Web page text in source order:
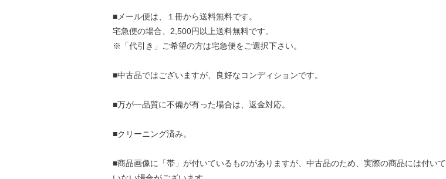
■メール便は、１冊から送料無料です。
宅急便の場合、2,500円以上送料無料です。
※「代引き」ご希望の方は宅急便をご選択下さい。
■中古品ではございますが、良好なコンディションです。
■万が一品質に不備が有った場合は、返金対応。
■クリーニング済み。
■商品画像に「帯」が付いているものがありますが、中古品のため、実際の商品には付いて